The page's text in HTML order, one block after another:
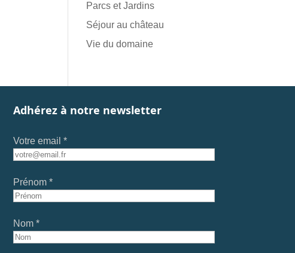
Parcs et Jardins
Séjour au château
Vie du domaine
Adhérez à notre newsletter
Votre email *
Prénom *
Nom *